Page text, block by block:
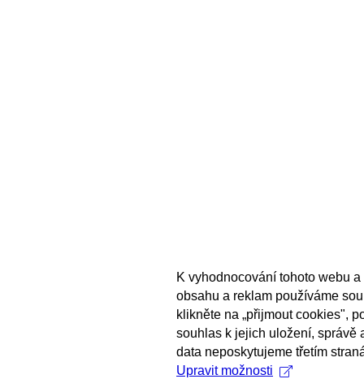
K vyhodnocování tohoto webu
obsahu a reklam používáme
klikněte na „přijmout cookies",
souhlas k jejich uložení, správě
data neposkytujeme třetím
Upravit možnosti